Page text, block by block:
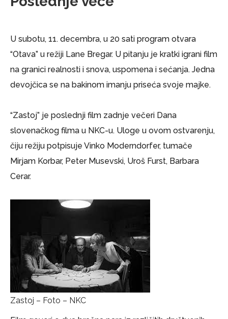
U subotu, 11. decembra, u 20 sati program otvara
“Otava” u režiji Lane Bregar. U pitanju je kratki igrani film
na granici realnosti i snova, uspomena i sećanja. Jedna
devojčica se na bakinom imanju priseća svoje majke.
“Zastoj” je poslednji film zadnje večeri Dana
slovenačkog filma u NKC-u. Uloge u ovom ostvarenju,
čiju režiju potpisuje Vinko Moderndorfer, tumače
Mirjam Korbar, Peter Musevski, Uroš Furst, Barbara
Cerar.
Zastoj – Foto – NKC